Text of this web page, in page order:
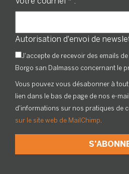
Autorisation d'envoi de
J'accepte de recevoir des emails
Borgo san Dalmasso concernant le
Vous pouvez vous désabonner à
lien dans le bas de page de nos e-
d'informations sur nos pratiques de
sur le site web de MailChimp.